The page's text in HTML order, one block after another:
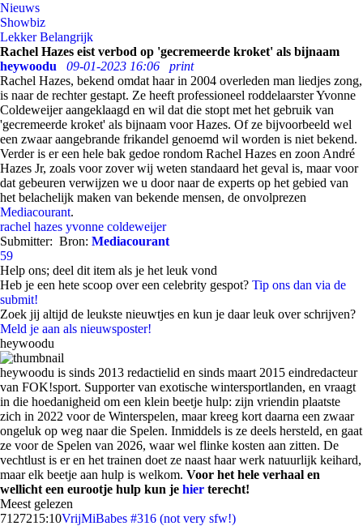
Nieuws
Showbiz
Lekker Belangrijk
Rachel Hazes eist verbod op 'gecremeerde kroket' als bijnaam
heywoodu
09-01-2023 16:06
print
Rachel Hazes, bekend omdat haar in 2004 overleden man liedjes zong,
is naar de rechter gestapt. Ze heeft professioneel roddelaarster Yvonne
Coldeweijer aangeklaagd en wil dat die stopt met het gebruik van
'gecremeerde kroket' als bijnaam voor Hazes. Of ze bijvoorbeeld wel
een zwaar aangebrande frikandel genoemd wil worden is niet bekend.
Verder is er een hele bak gedoe rondom Rachel Hazes en zoon André
Hazes Jr, zoals voor zover wij weten standaard het geval is, maar voor
dat gebeuren verwijzen we u door naar de experts op het gebied van
het belachelijk maken van bekende mensen, de onvolprezen
Mediacourant.
rachel hazes yvonne coldeweijer
Submitter: Bron: Mediacourant
59
Help ons; deel dit item als je het leuk vond
Heb je een hete scoop over een celebrity gespot? Tip ons dan via de
submit!
Zoek jij altijd de leukste nieuwtjes en kun je daar leuk over schrijven?
Meld je aan als nieuwsposter!
heywoodu
heywoodu is sinds 2013 redactielid en sinds maart 2015 eindredacteur
van FOK!sport. Supporter van exotische wintersportlanden, en vraagt
in die hoedanigheid om een klein beetje hulp: zijn vriendin plaatste
zich in 2022 voor de Winterspelen, maar kreeg kort daarna een zwaar
ongeluk op weg naar die Spelen. Inmiddels is ze deels hersteld, en gaat
ze voor de Spelen van 2026, waar wel flinke kosten aan zitten. De
vechtlust is er en het trainen doet ze naast haar werk natuurlijk keihard,
maar elk beetje aan hulp is welkom. Voor het hele verhaal en
wellicht een eurootje hulp kun je hier terecht!
Meest gelezen
7127215:10VrijMiBabes #316 (not very sfw!)